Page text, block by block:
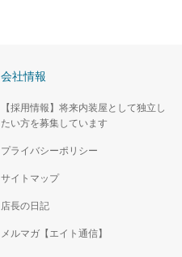
会社情報
【採用情報】将来内装屋として独立し
たい方を募集しています
プライバシーポリシー
サイトマップ
店長の日記
メルマガ【エイト通信】